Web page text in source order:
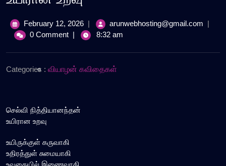
February 12, 2026February
12,
| arunwebhosting@gmail.com |
0 Comment | 8:32 am
Categories : வியாழன் கவிதைகள்
செல்வி நித்தியானந்தன்
உயிரான உறவு
உயிருக்குள் கருவாகி
உதிரத்துள் சுமையாகி
உவகையில் இணைவாகி